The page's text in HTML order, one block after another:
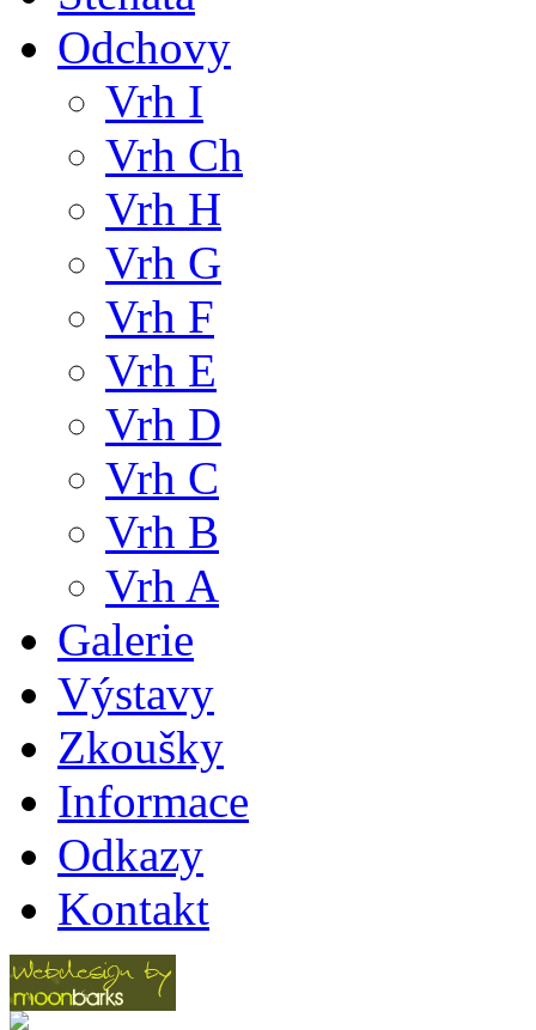
Odchovy
Vrh I
Vrh Ch
Vrh H
Vrh G
Vrh F
Vrh E
Vrh D
Vrh C
Vrh B
Vrh A
Galerie
Výstavy
Zkoušky
Informace
Odkazy
Kontakt